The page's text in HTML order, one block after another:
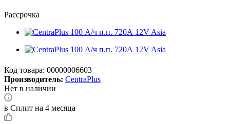
Рассрочка
Код товара: 00000006603
Производитель: CentraPlus
Нет в наличии
в Сплит на 4 месяца